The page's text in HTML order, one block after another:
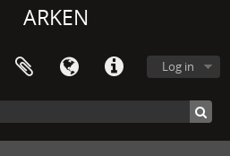
ARKEN
Log in